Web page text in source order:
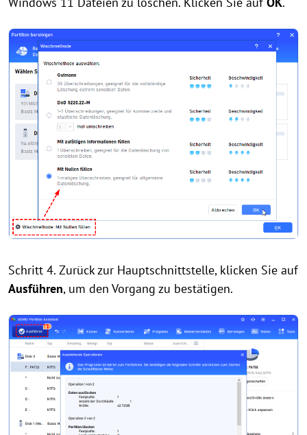
Schritt 4. Zurück zur Hauptschnittstelle, klicken Sie auf
Ausführen, um den Vorgang zu bestätigen.